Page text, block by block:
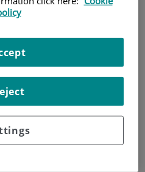
Y
de Centro Médico
Médico Teknon.